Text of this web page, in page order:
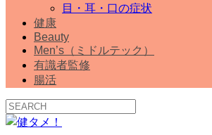
目・耳・口の症状
健康
Beauty
Men’s（ミドルテック）
有識者監修
腸活